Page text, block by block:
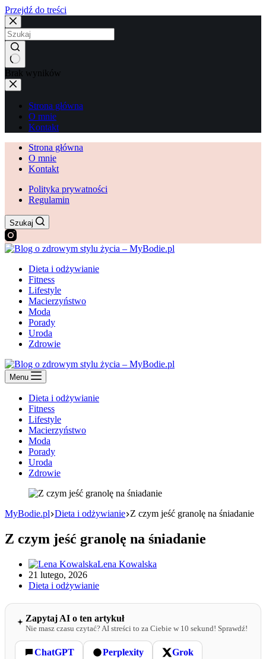
Przejdź do treści
Brak wyników
Strona główna
O mnie
Kontakt
Strona główna
O mnie
Kontakt
Polityka prywatności
Regulamin
Szukaj
Dieta i odżywianie
Fitness
Lifestyle
Macierzyństwo
Moda
Porady
Uroda
Zdrowie
Menu
Dieta i odżywianie
Fitness
Lifestyle
Macierzyństwo
Moda
Porady
Uroda
Zdrowie
MyBodie.pl Dieta i odżywianie Z czym jeść granolę na śniadanie
Z czym jeść granolę na śniadanie
Lena Kowalska
21 lutego, 2026
Dieta i odżywianie
Zapytaj AI o ten artykuł
Nie masz czasu czytać? AI streści to za Ciebie w 10 sekund! Sprawdź!
ChatGPT Perplexity Grok